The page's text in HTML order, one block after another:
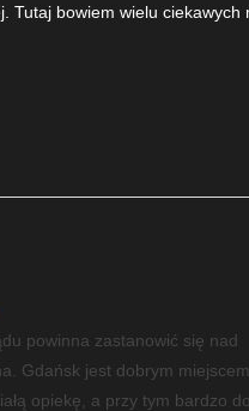
Tutaj bowiem wielu ciekawych
powinna zastanowić się nad
Gdańsk jest dobrym
opiekę, a przy tym bardzo